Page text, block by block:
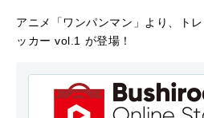
アニメ「ワンパンマン」より、ト
ッカー vol.1 が登場！